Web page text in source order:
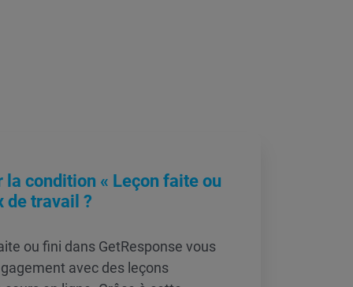
condition « Leçon faite ou
de travail ?
ou fini dans GetResponse vous
avec des leçons